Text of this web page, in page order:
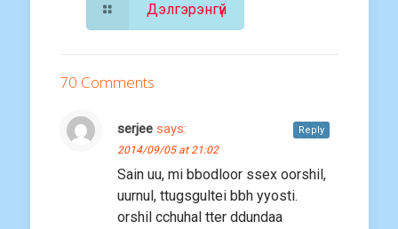
Дэлгэрэнгүй
70 Comments
serjee says:
2014/09/05 at 21:02
Sain uu, mi bbodloor ssex oorshil,
uurnul, ttugsgultei bbh yyosti.
orshil cchuhal tter ddundaa
Reply